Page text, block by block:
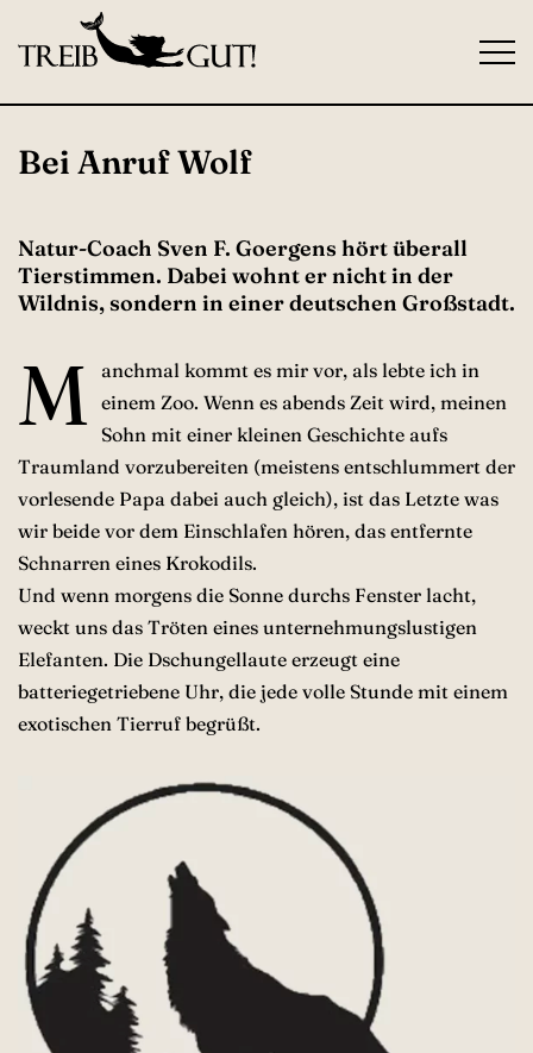
p
Bei Anruf Wolf
Natur-Coach Sven F. Goergens hört überall
Tierstimmen. Dabei wohnt er nicht in der
Wildnis, sondern in einer deutschen Großstadt.
M anchmal kommt es mir vor, als lebte ich in
einem Zoo. Wenn es abends Zeit wird, meinen
Sohn mit einer kleinen Geschichte aufs
Traumland vorzubereiten (meistens entschlummert der
vorlesende Papa dabei auch gleich), ist das Letzte was
wir beide vor dem Einschlafen hören, das entfernte
Schnarren eines Krokodils.
Und wenn morgens die Sonne durchs Fenster lacht,
weckt uns das Tröten eines unternehmungslustigen
Elefanten. Die Dschungellaute erzeugt eine
batteriegetriebene Uhr, die jede volle Stunde mit einem
exotischen Tierruf begrüßt.